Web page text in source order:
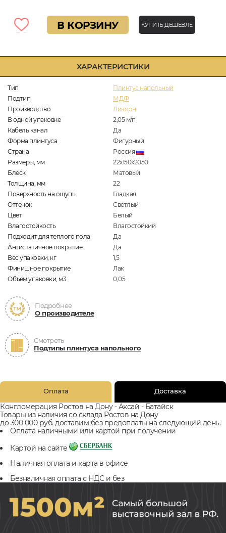
ХАРАКТЕРИСТИКИ
Тип
Плинтус напольный
Подтип
МДФ
Производство
Ликорн
В одной упаковке
2,05 м/п
Кабель канал
Да
Форма плинтуса
Фигурный
Страна
Россия
Размеры, мм
22х150х2050
Блеск
Матовый
Толщина, мм
22
Поверхность на ощупь
Гладкая
Оттенок
Светлый
Цвет
Белый
Влагостойкость
Влагостойкий
Подходит для теплого пола
Да
Антистатичное покрытие
Да
Вес упаковки, кг
1,5
Финишное покрытие
Лак
Объём упаковки, м3
0,05
Подробнее
О производителе
Смотреть
Подтипы плинтуса напольного
В КОРЗИНУ КУПИТЬ ДЕШЕВЛЕ
Оплата Доставка
Конгломерация Ростов на Дону - Аксай - Батайск
Товары из наличия со склада Ростов на Дону
до 300 000 руб. доставим без предоплаты на следующий день.
Оплата наличными или картой при получении
Картой на сайте
Наличная оплата и карта в офисе
Безналичная оплата с НДС и без